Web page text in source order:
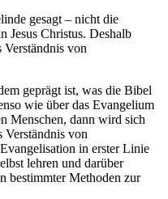
gesagt – nicht die
Jesus Christus. Deshalb
Verständnis von
geprägt ist, was die Bibel
wie über das Evangelium
Menschen, dann wird sich
Verständnis von
in erster Linie
lehren und darüber
bestimmter Methoden zur